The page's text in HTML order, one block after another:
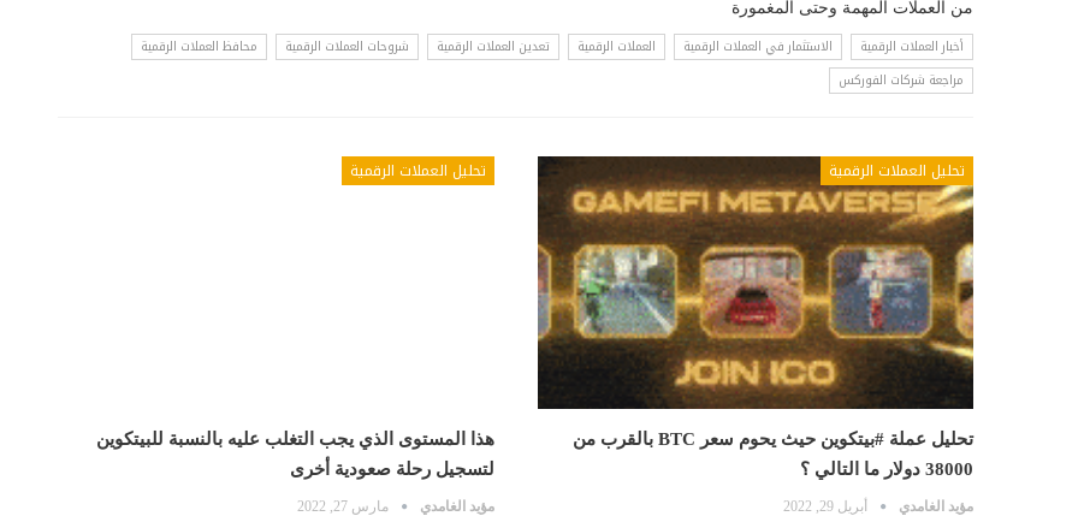
من العملات المهمة وحتى المغمورة
أخبار العملات الرقمية الاستثمار في العملات الرقمية العملات الرقمية تعدين العملات الرقمية شروحات العملات الرقمية
محافظ العملات الرقمية
مراجعة شركات الفوركس
تحليل العملات الرقمية
تحليل عملة #بيتكوين حيث يحوم سعر BTC بالقرب من
38000 دولار ما التالي ؟
مؤيد الغامدي أبريل 29, 2022
تحليل العملات الرقمية
هذا المستوى الذي يجب التغلب عليه بالنسبة للبيتكوين
لتسجيل رحلة صعودية أخرى
مؤيد الغامدي مارس 27, 2022